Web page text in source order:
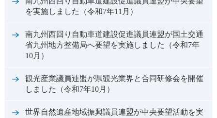
を実施しました（令和7年11月）
南九州西回り自動車道建設促進議員連盟が国土交通
省九州地方整備局へ要望を実施しました（令和7年
10月）
観光産業議員連盟が県観光業界と合同研修会を開催
しました（令和7年10月）
世界自然遺産地域振興議員連盟が中央要望活動を実